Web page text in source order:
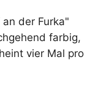
der Furka"
farbig,
vier Mal pro